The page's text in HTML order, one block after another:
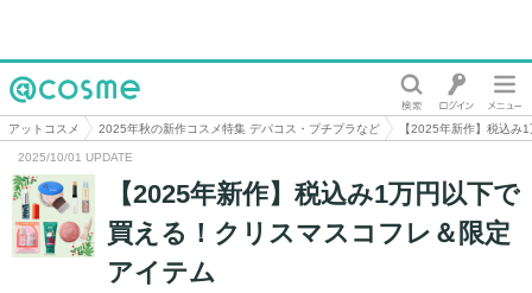
@cosme
アットコスメ 2025年秋の新作コスメ特集 デパコス・プチプラなど 【2025年新作】税込み
2025/10/01 UPDATE
【2025年新作】税込み1万円以下で
買える！クリスマスコフレ＆限定
アイテム